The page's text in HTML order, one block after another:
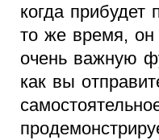
когда
то же время, он
очень важную
как вы